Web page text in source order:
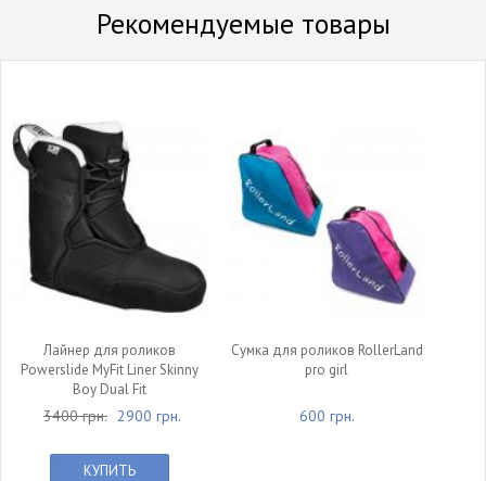
Рекомендуемые товары
Лайнер для роликов
Powerslide MyFit Liner Skinny
Boy Dual Fit
3400 грн. 2900 грн.
КУПИТЬ
Сумка для роликов RollerLand
pro girl
600 грн.